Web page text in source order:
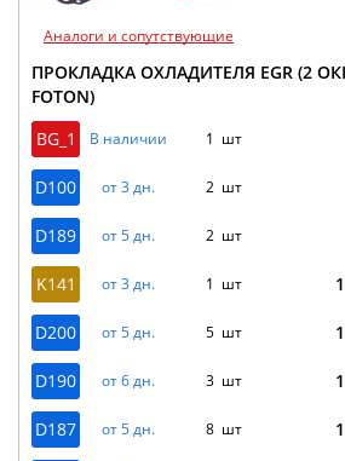
Аналоги и сопутствующие
ПРОКЛАДКА ОХЛАДИТЕЛЯ EGR (2
FOTON)
BG_1
В наличии 1 шт
D100 от 3 дн. 2 шт
D189 от 5 дн. 2 шт
K141 от 3 дн. 1 шт
D200 от 5 дн. 5 шт
D190 от 6 дн. 3 шт
D187 от 5 дн. 8 шт